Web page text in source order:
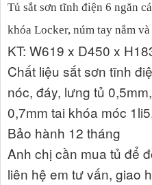
Tủ sắt sơn tĩnh điện 6 ngăn
khóa Locker, núm tay nắm
KT: W619 x D450 x
Chất liệu sắt sơn tĩnh
nóc, đáy, lưng tủ
0,7mm tai khóa móc
Bảo hành 12 tháng
Anh chị cần mua tủ để
liên hệ em tư vấn, giao